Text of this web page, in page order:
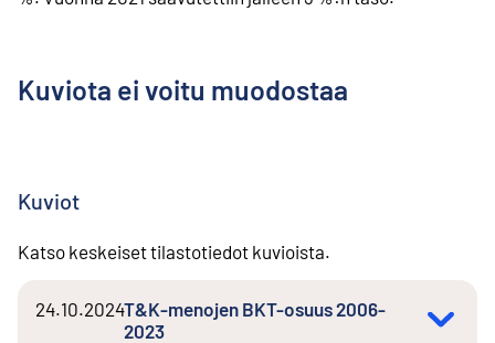
Kuviota ei voitu muodostaa
Kuviot
Katso keskeiset tilastotiedot kuvioista.
24.10.2024T&K-menojen BKT-osuus 2006-
2023